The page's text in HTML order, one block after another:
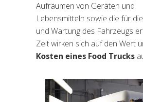
Aufräumen von Geräten und
Lebensmitteln sowie die für
und Wartung des Fahrzeugs
Zeit wirken sich auf den Wert
Kosten eines Food Trucks